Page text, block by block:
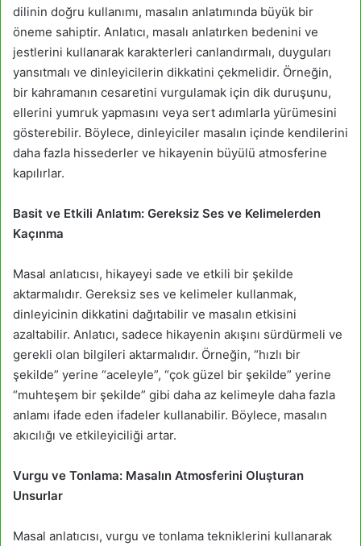
dilinin doğru kullanımı, masalın anlatımında büyük bir
öneme sahiptir. Anlatıcı, masalı anlatırken bedenini ve
jestlerini kullanarak karakterleri canlandırmalı, duyguları
yansıtmalı ve dinleyicilerin dikkatini çekmelidir. Örneğin,
bir kahramanın cesaretini vurgulamak için dik duruşunu,
ellerini yumruk yapmasını veya sert adımlarla yürümesini
gösterebilir. Böylece, dinleyiciler masalın içinde kendilerini
daha fazla hissederler ve hikayenin büyülü atmosferine
kapılırlar.
Basit ve Etkili Anlatım: Gereksiz Ses ve Kelimelerden
Kaçınma
Masal anlatıcısı, hikayeyi sade ve etkili bir şekilde
aktarmalıdır. Gereksiz ses ve kelimeler kullanmak,
dinleyicinin dikkatini dağıtabilir ve masalın etkisini
azaltabilir. Anlatıcı, sadece hikayenin akışını sürdürmeli ve
gerekli olan bilgileri aktarmalıdır. Örneğin, “hızlı bir
şekilde” yerine “aceleyle”, “çok güzel bir şekilde” yerine
“muhteşem bir şekilde” gibi daha az kelimeyle daha fazla
anlamı ifade eden ifadeler kullanabilir. Böylece, masalın
akıcılığı ve etkileyiciliği artar.
Vurgu ve Tonlama: Masalın Atmosferini Oluşturan
Unsurlar
Masal anlatıcısı, vurgu ve tonlama tekniklerini kullanarak